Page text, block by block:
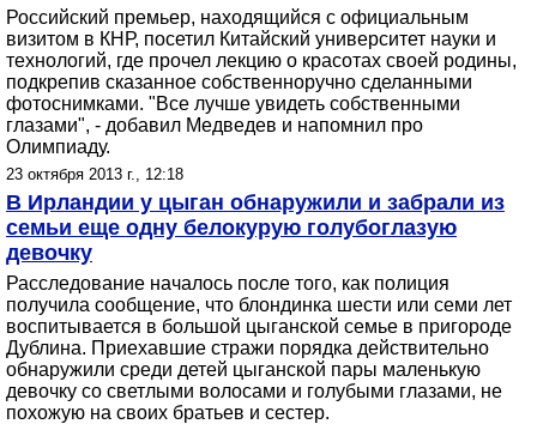
Российский премьер, находящийся с официальным
визитом в КНР, посетил Китайский университет науки и
технологий, где прочел лекцию о красотах своей родины,
подкрепив сказанное собственноручно сделанными
фотоснимками. "Все лучше увидеть собственными
глазами", - добавил Медведев и напомнил про
Олимпиаду.
23 октября 2013 г., 12:18
В Ирландии у цыган обнаружили и забрали из
семьи еще одну белокурую голубоглазую
девочку
Расследование началось после того, как полиция
получила сообщение, что блондинка шести или семи лет
воспитывается в большой цыганской семье в пригороде
Дублина. Приехавшие стражи порядка действительно
обнаружили среди детей цыганской пары маленькую
девочку со светлыми волосами и голубыми глазами, не
похожую на своих братьев и сестер.